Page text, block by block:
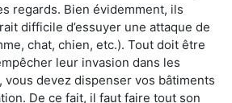
regards. Bien évidemment, ils
difficile d’essuyer une attaque de
chat, chien, etc.). Tout doit être
leur invasion dans les
vous devez dispenser vos bâtiments
De ce fait, il faut faire tout son